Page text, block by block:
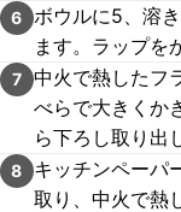
6 ボウルに5、溶
ます。ラップを
7 中火で熱したフ
べらで大きくか
ら下ろし取り出
8
キッチンペーパ
取り、中火で熱